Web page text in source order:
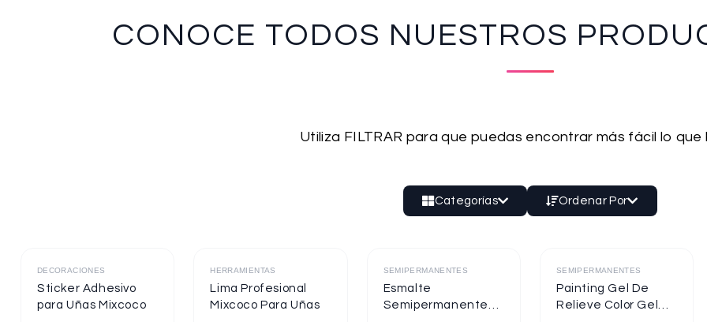
CONOCE TODOS NUESTROS
Utiliza FILTRAR para que puedas encontrar más fácil lo que
Categorías Ordenar Por
Destacado
DECORACIONES
Sticker Adhesivo
para Uñas Mixcoco
Destacado
HERRAMIENTAS
Lima Profesional
Mixcoco Para Uñas
Destacado
SEMIPERMANENTES
Esmalte
Semipermanente
Destacado
SEMIPERMANENTES
Painting Gel De
Relieve Color Gel